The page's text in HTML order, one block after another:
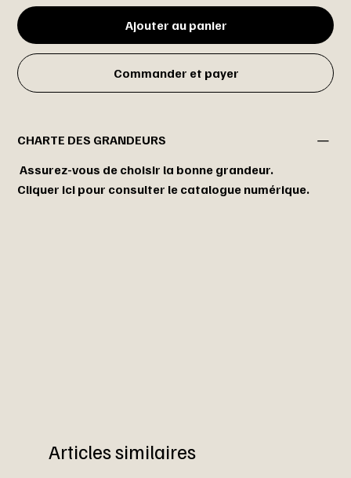
Ajouter au panier
Commander et payer
CHARTE DES GRANDEURS
Assurez-vous de choisir la bonne grandeur.
Cliquer ici pour consulter le catalogue numérique.
Articles similaires